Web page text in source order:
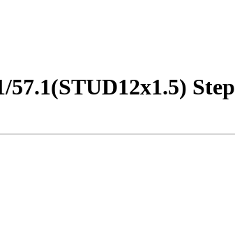
57.1(STUD12x1.5) Step